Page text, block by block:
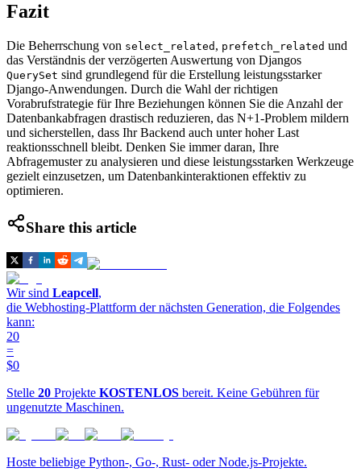
Fazit
Die Beherrschung von select_related , prefetch_related und
das Verständnis der verzögerten Auswertung von Djangos
QuerySet sind grundlegend für die Erstellung leistungsstarker
Django-Anwendungen. Durch die Wahl der richtigen
Vorabrufstrategie für Ihre Beziehungen können Sie die Anzahl der
Datenbankabfragen drastisch reduzieren, das N+1-Problem mildern
und sicherstellen, dass Ihr Backend auch unter hoher Last
reaktionsschnell bleibt. Denken Sie immer daran, Ihre
Abfragemuster zu analysieren und diese leistungsstarken Werkzeuge
gezielt einzusetzen, um Datenbankinteraktionen effektiv zu
optimieren.
Share this article
Wir sind Leapcell,
die Webhosting-Plattform der nächsten Generation, die Folgendes
kann:
20
=
$0
Stelle 20 Projekte KOSTENLOS bereit. Keine Gebühren für
ungenutzte Maschinen.
Hoste beliebige Python-, Go-, Rust- oder Node.js-Projekte.